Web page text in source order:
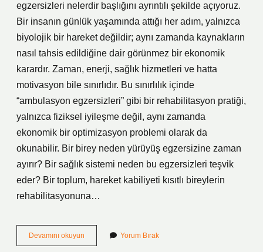
egzersizleri nelerdir başlığını ayrıntılı şekilde açıyoruz.
Bir insanın günlük yaşamında attığı her adım, yalnızca
biyolojik bir hareket değildir; aynı zamanda kaynakların
nasıl tahsis edildiğine dair görünmez bir ekonomik
karardır. Zaman, enerji, sağlık hizmetleri ve hatta
motivasyon bile sınırlıdır. Bu sınırlılık içinde
“ambulasyon egzersizleri” gibi bir rehabilitasyon pratiği,
yalnızca fiziksel iyileşme değil, aynı zamanda
ekonomik bir optimizasyon problemi olarak da
okunabilir. Bir birey neden yürüyüş egzersizine zaman
ayırır? Bir sağlık sistemi neden bu egzersizleri teşvik
eder? Bir toplum, hareket kabiliyeti kısıtlı bireylerin
rehabilitasyonuna…
Devamını okuyun Ambulasyon
egzersizleri
Yorum Bırak